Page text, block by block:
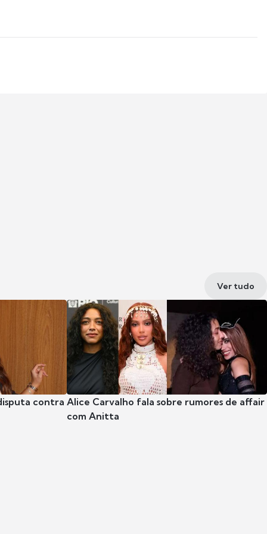
Ver tudo
contra Alice Carvalho fala sobre rumores de affair
com Anitta